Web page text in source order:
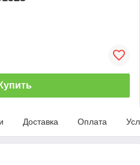
Купить
Доставка Оплата